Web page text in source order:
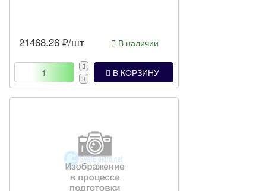
21468.26 ₽/шт В наличии
В КОРЗИНУ